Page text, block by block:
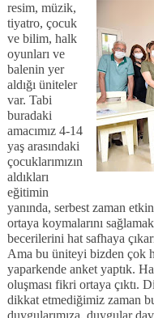
resim, müzik,
tiyatro, çocuk
ve bilim, halk
oyunları ve
balenin yer
aldığı üniteler
var. Tabi
buradaki
amacımız 4-14
yaş arasındaki
çocuklarımızın
aldıkları
eğitimin
yanında, serbest zaman
ortaya koymalarını
becerilerini hat safhaya
Ama bu üniteyi bizden çok
yaparkende anket yaptık.
oluşması fikri ortaya çıktı.
dikkat etmediğimiz zaman